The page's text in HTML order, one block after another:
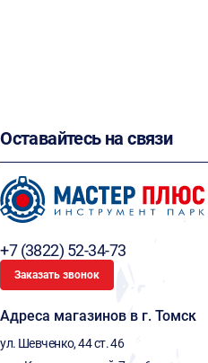
Оставайтесь на связи
+7 (3822) 52-34-73
Заказать звонок
Адреса магазинов в г. Томск
ул. Шевченко, 44 ст. 46